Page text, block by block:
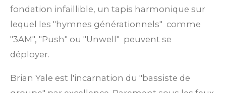
fondation infaillible, un tapis harmonique sur
lequel les "hymnes générationnels" comme
"3AM", "Push" ou "Unwell" peuvent se
déployer.
Brian Yale est l'incarnation du "bassiste de